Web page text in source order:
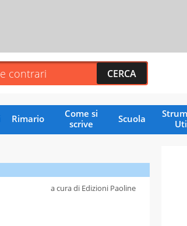
Rimario
Come si
scrive
Scuola
a cura di Edizioni Paoline